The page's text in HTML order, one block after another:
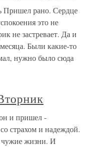
Пришел рано. Сердце
это не
не застревает. Да и
Были какие-то
нужно было сюда
и пришел -
страхом и надеждой.
чужие жизни. И